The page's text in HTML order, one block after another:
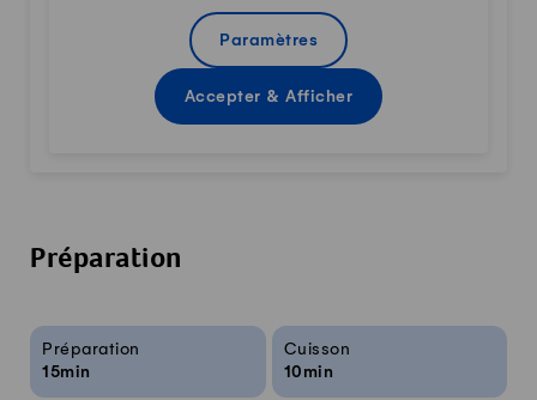
Paramètres
Accepter & Afficher
Préparation
Infos sur la recette
Préparation
15min
Cuisson
10min